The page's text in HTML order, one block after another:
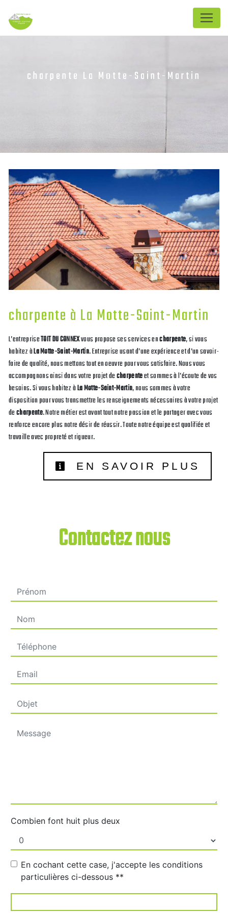
charpente La Motte-Saint-Martin
charpente à La Motte-Saint-Martin
L’entrepriseTOIT DU CONNEXvous propose ses services encharpente, si vous
habitez àLa Motte-Saint-Martin. Entreprise usant d’une expérience et d’un savoir-
faire de qualité, nous mettons tout en oeuvre pour vous satisfaire. Nous vous
accompagnons ainsi dans votre projet decharpenteet sommes à l’écoute de vos
besoins. Si vous habitez àLa Motte-Saint-Martin, nous sommes à votre
disposition pour vous transmettre les renseignements nécessaires à votre projet
decharpente. Notre métier est avant tout notre passion et le partager avec vous
renforce encore plus notre désir de réussir. Toute notre équipe est qualifiée et
travaille avec propreté et rigueur.
EN SAVOIR PLUS
Contactez nous
Combien font huit plus deux
En cochant cette case, j'accepte les conditions
particulières ci-dessous **